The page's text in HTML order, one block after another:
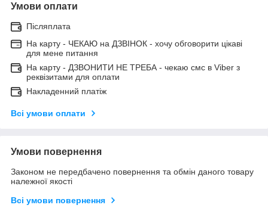
Умови оплати
Післяплата
На карту - ЧЕКАЮ на ДЗВІНОК - хочу обговорити цікаві
для мене питання
На карту - ДЗВОНИТИ НЕ ТРЕБА - чекаю смс в Viber з
реквізитами для оплати
Накладенний платіж
Всі умови оплати
Умови повернення
Законом не передбачено повернення та обмін даного товару
належної якості
Всі умови повернення